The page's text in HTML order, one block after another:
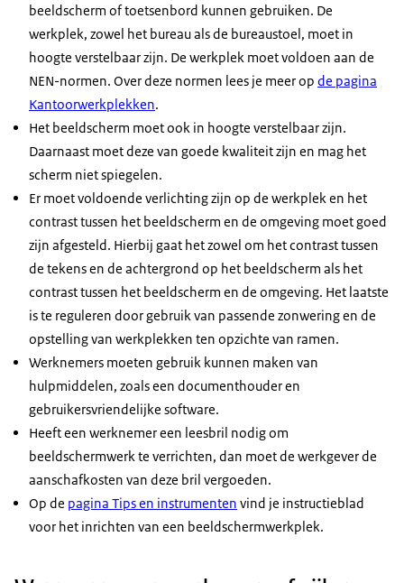
beeldscherm of toetsenbord kunnen gebruiken. De
werkplek, zowel het bureau als de bureaustoel, moet in
hoogte verstelbaar zijn. De werkplek moet voldoen aan de
NEN-normen. Over deze normen lees je meer op de pagina
Kantoorwerkplekken.
Het beeldscherm moet ook in hoogte verstelbaar zijn.
Daarnaast moet deze van goede kwaliteit zijn en mag het
scherm niet spiegelen.
Er moet voldoende verlichting zijn op de werkplek en het
contrast tussen het beeldscherm en de omgeving moet goed
zijn afgesteld. Hierbij gaat het zowel om het contrast tussen
de tekens en de achtergrond op het beeldscherm als het
contrast tussen het beeldscherm en de omgeving. Het laatste
is te reguleren door gebruik van passende zonwering en de
opstelling van werkplekken ten opzichte van ramen.
Werknemers moeten gebruik kunnen maken van
hulpmiddelen, zoals een documenthouder en
gebruikersvriendelijke software.
Heeft een werknemer een leesbril nodig om
beeldschermwerk te verrichten, dan moet de werkgever de
aanschafkosten van deze bril vergoeden.
Op de pagina Tips en instrumenten vind je instructieblad
voor het inrichten van een beeldschermwerkplek.